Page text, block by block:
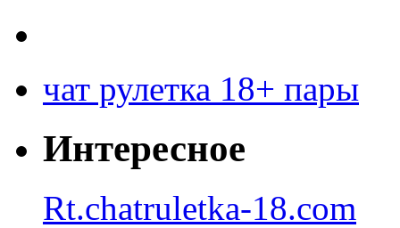
чат рулетка 18+ пары
Интересное
Rt.chatruletka-18.com